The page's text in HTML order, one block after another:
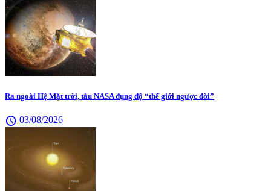
Ra ngoài Hệ Mặt trời, tàu NASA đụng độ “thế giới ngược đời”
schedule 03/08/2026